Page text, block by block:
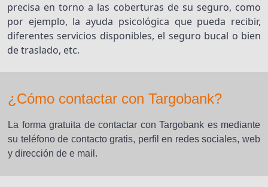
precisa en torno a las coberturas de su seguro, como
por ejemplo, la ayuda psicológica que pueda recibir,
diferentes servicios disponibles, el seguro bucal o bien
de traslado, etc.
¿Cómo contactar con Targobank?
La forma gratuita de contactar con Targobank es mediante
su teléfono de contacto gratis, perfil en redes sociales, web
y dirección de e mail.